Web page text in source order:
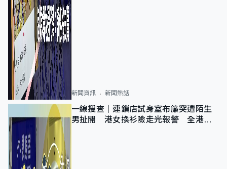
新聞資訊 新聞熱話
一線搜查｜連鎖店試身室布簾突遭陌生
男扯開 港女換衫險走光報警 全港分